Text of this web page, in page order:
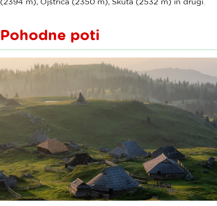
Pohodne poti